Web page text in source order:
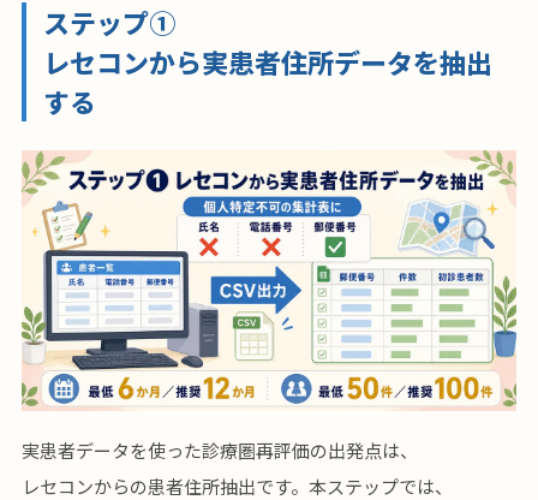
ステップ①
レセコンから実患者住所データを抽出
する
実患者データを使った診療圏再評価の出発点は、
レセコンからの患者住所抽出です。本ステップでは、